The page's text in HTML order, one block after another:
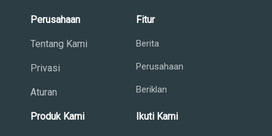
Perusahaan
Tentang Kami
Privasi
Aturan
Fitur
Berita
Perusahaan
Beriklan
Produk Kami Ikuti Kami